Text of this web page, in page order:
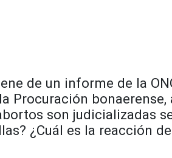
de un informe de la
Procuración bonaerense,
son judicializadas
¿Cuál es la reacción